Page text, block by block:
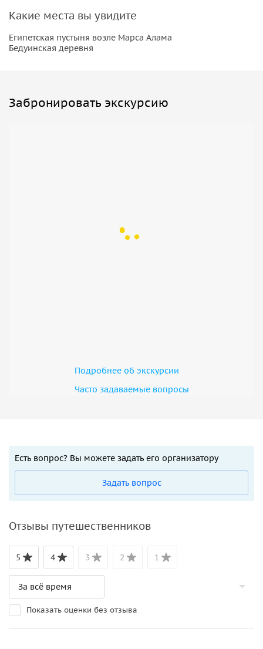
традиционных танцев. В конце вечера вы отвезете свой
квадроцикл обратно на станцию, а затем отправитесь
обратно в отель в Марса Аламе.
Какие места вы увидите
Египетская пустыня возле Марса Алама
Бедуинская деревня
Забронировать экскурсию
Подробнее об экскурсии
Часто задаваемые вопросы
Есть вопрос? Вы можете задать его организатору
Задать вопрос
Отзывы путешественников
5 4 3 2 1
Показать оценки без отзыва